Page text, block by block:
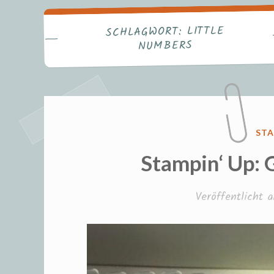
SCHLAGWORT: LITTLE
NUMBERS
Stampin‘
Veröffentlicht